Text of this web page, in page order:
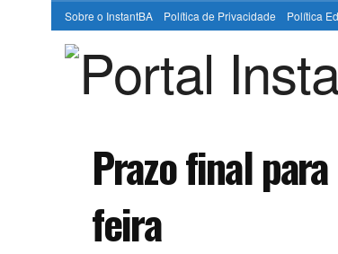
Sobre o InstantBA Política de Privacidade Política
Prazo final
feira